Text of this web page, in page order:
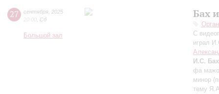
27 сентября 2025
20:00 Сб
Большой зал
Бах
С
играл
И.С. Бах
фа
минор
тему